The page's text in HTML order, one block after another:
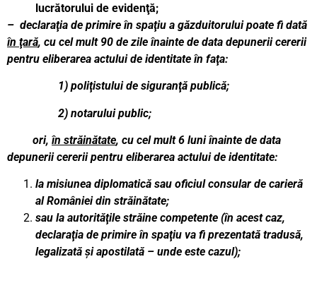
lucrătorului de evidenţă;
– declaraţia de primire în spaţiu a găzduitorului poate fi dată
în ţară, cu cel mult 90 de zile înainte de data depunerii cererii
pentru eliberarea actului de identitate în faţa:
1) poliţistului de siguranţă publică;
2) notarului public;
ori, în străinătate, cu cel mult 6 luni înainte de data
depunerii cererii pentru eliberarea actului de identitate:
la misiunea diplomatică sau oficiul consular de carieră
al României din străinătate;
sau la autorităţile străine competente (în acest caz,
declaraţia de primire în spaţiu va fi prezentată tradusă,
legalizată şi apostilată – unde este cazul);